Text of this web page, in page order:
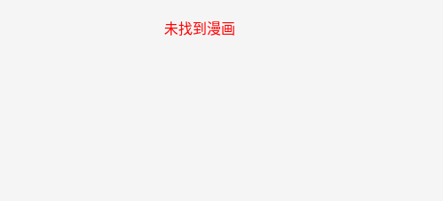
未找到漫画